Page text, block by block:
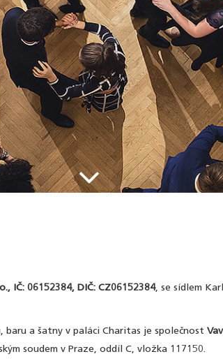
.
IČ: 06152384, DIČ: CZ06152384, se sídlem
baru a šatny v paláci Charitas je společnost
soudem v Praze, oddíl C, vložka 117150.